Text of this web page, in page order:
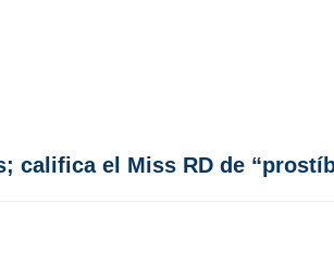
califica el Miss RD de